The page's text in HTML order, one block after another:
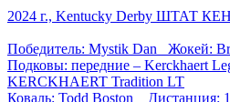
2024 г., Kentucky Derby ШТАТ
Победитель: Mystik Dan Жокей:
Подковы: передние – Kerckhaert
KERCKHAERT Tradition LT
Коваль: Todd Boston